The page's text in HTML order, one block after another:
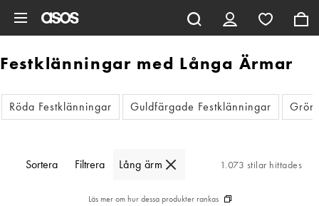
Festklänningar med Långa Ärmar
Röda Festklänningar Guldfärgade Festklänningar
Sortera Filtrera Lång ärm 1.073 stilar hittades
Läs mer om hur dessa produkter rankas